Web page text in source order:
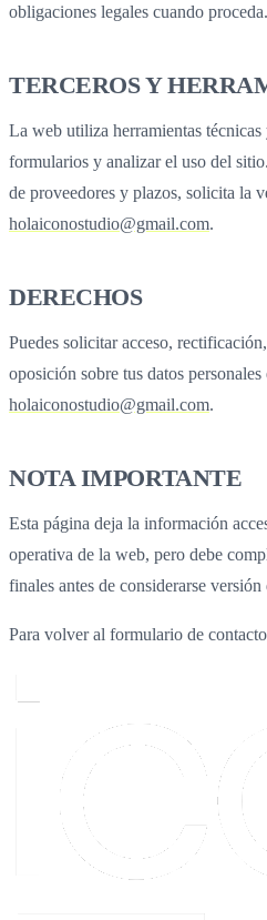
obligaciones legales cuando proceda.
TERCEROS Y
La web utiliza herramientas
formularios y analizar el uso del
de proveedores y plazos, solicita la
holaiconostudio@gmail.com.
DERECHOS
Puedes solicitar acceso,
oposición sobre tus datos personales
holaiconostudio@gmail.com.
NOTA IMPORTANTE
Esta página deja la información
operativa de la web, pero debe
finales antes de considerarse
Para volver al formulario de